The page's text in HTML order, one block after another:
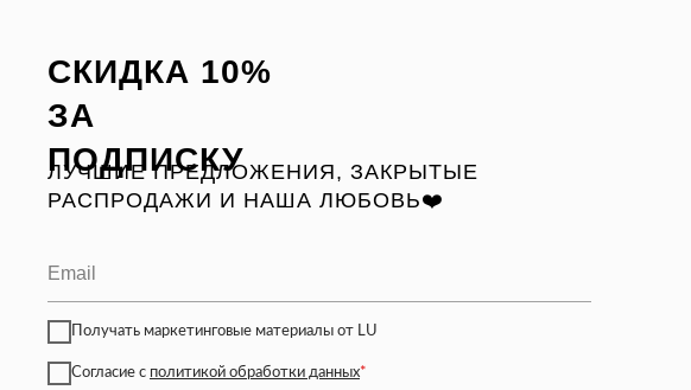
СКИДКА 10%
ЗА
ПОДПИСКУ
Получать маркетинговые материалы от LU
Согласие с политикой обработки данных*
ЛУЧШИЕ ПРЕДЛОЖЕНИЯ, ЗАКРЫТЫЕ
РАСПРОДАЖИ И НАША ЛЮБОВЬ❤️